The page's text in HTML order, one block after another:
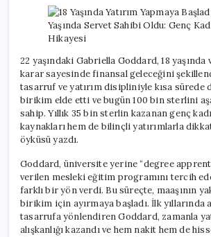
22 yaşındaki Gabriella Goddard, 18
karar sayesinde finansal geleceğini
tasarruf ve yatırım disipliniyle kısa
birikim elde etti ve bugün 100 bin sterlini
sahip. Yıllık 35 bin sterlin kazanan genç
kaynakları hem de bilinçli yatırımlarla
öyküsü yazdı.
Goddard, üniversite yerine “degree
verilen mesleki eğitim programını tercih
farklı bir yön verdi. Bu süreçte, maaşının
birikim için ayırmaya başladı. İlk yıllarında
tasarrufa yönlendiren Goddard, zamanla
alışkanlığı kazandı ve hem nakit hem de